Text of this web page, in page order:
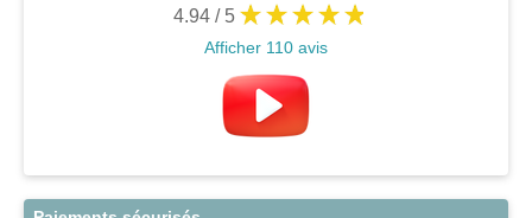
4.94/ 5
Afficher 110 avis